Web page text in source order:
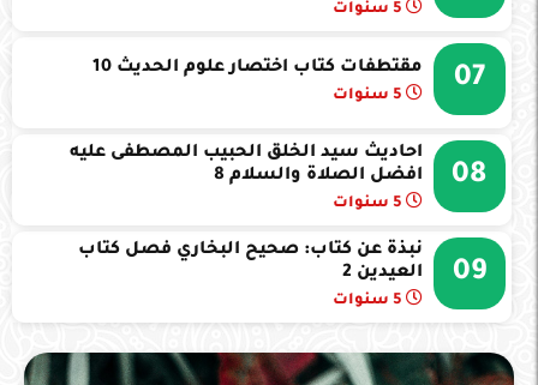
07 مقتطفات كتاب اختصار علوم الحديث 10
08
احاديث سيد الخلق الحبيب المصطفى عليه
افضل الصلاة والسلام 8
09
نبذة عن كتاب: صحيح البخاري فصل كتاب
العيدين 2